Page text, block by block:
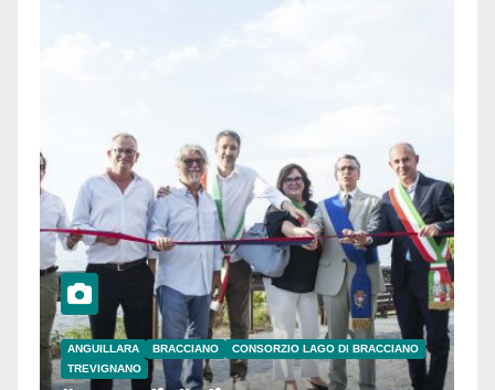
ANGUILLARA BRACCIANO
CONSORZIO LAGO DI BRACCIANO
TREVIGNANO